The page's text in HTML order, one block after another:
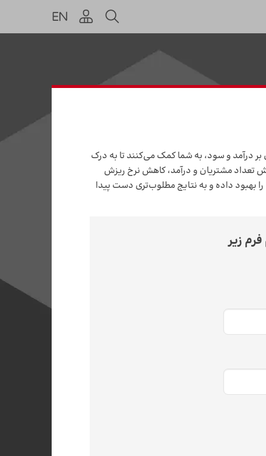
درآمد و سود، به شما کمک می‌­کنند تا به درک
تعداد مشتریان و درآمد، کاهش نرخ ریزش
بهبود داده و به نتایج مطلوب‌­تری دست پیدا
زیر